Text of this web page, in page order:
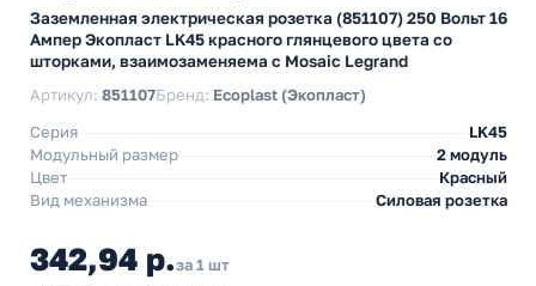
Заземленная электрическая розетка (851107) 250 Вольт 16
Ампер Экопласт LK45 красного глянцевого цвета со
шторками, взаимозаменяема с Mosaic Legrand
Артикул: 851107Бренд: Ecoplast (Экопласт)
Серия
LK45
Модульный размер
2 модуль
Цвет
Красный
Вид механизма
Силовая розетка
342,94 р.за 1 шт